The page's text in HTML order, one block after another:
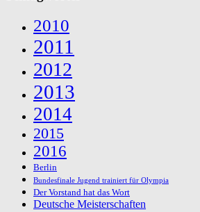
2010
2011
2012
2013
2014
2015
2016
Berlin
Bundesfinale Jugend trainiert für Olympia
Der Vorstand hat das Wort
Deutsche Meisterschaften